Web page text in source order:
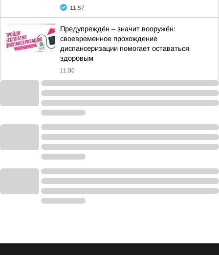
11:57
Предупреждён – значит вооружён:
своевременное прохождение
диспансеризации помогает оставаться
здоровым
11:30